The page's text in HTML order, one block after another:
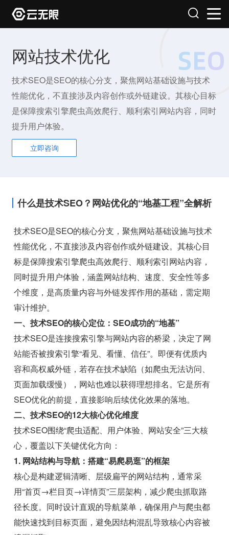
网站技术优化
技术SEO是SEO的核心分支，聚焦网站基础设施与技术
性能优化，不直接涉及内容创作或外链建设。其核心目标
是保障搜索引擎爬虫高效爬行、顺利索引网站内容，同时
提升用户体验。
立即咨询
什么是技术SEO？网站优化的“地基工程”全解析
技术SEO是SEO的核心分支，聚焦网站基础设施与技术
性能优化，不直接涉及内容创作或外链建设。其核心目
标是保障搜索引擎爬虫高效爬行、顺利索引网站内容，
同时提升用户体验，涵盖网站结构、速度、安全性等多
个维度，是高质量内容与外链发挥作用的基础，需定期
审计维护。
一、技术SEO的核心定位：SEO成功的“地基”
技术SEO是连接搜索引擎与网站内容的桥梁，决定了网
站能否被搜索引擎“看见、看懂、信任”。即便有优质内
容和高权威外链，若存在技术缺陷（如爬虫无法访问、
页面加载缓慢），网站也难以获得理想排名。它是所有
SEO优化的前提，直接影响后续优化效果的落地。
二、技术SEO的12大核心优化维度
技术SEO围绕“爬虫适配、用户体验、网站安全”三大核
心，覆盖以下关键优化方向：
1. 网站结构与导航：搭建“易爬易逛”的框架
核心是构建逻辑清晰、层级扁平的网站结构，通常采
用“首页→栏目页→详情页”三层架构，减少爬虫抓取路
径长度。同时设计直观的导航菜单，确保用户与爬虫都
能快速找到目标页面，避免因结构混乱导致核心内容被